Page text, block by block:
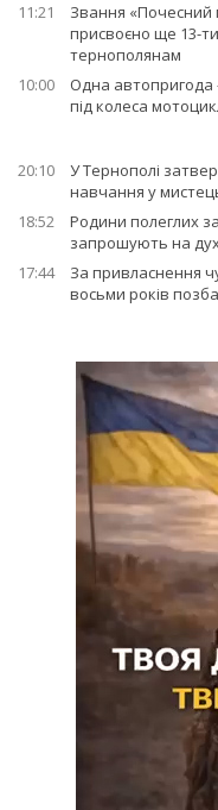
11:21
Звання «Почесний
присвоєно ще 13-
тернополянам
10:00
Одна автопригода
під колеса
20:10
У Тернополі
навчання у
18:52
Родини полеглих
запрошують на
17:44
За привласнення
восьми років